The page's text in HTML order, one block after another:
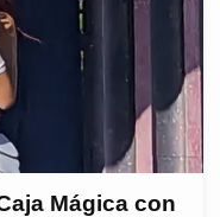
Mágica con